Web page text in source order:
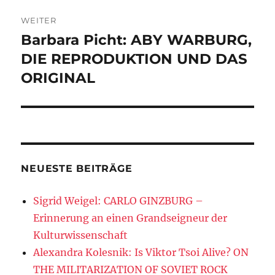
WEITER
Nächster
Beitrag:
Barbara Picht: ABY WARBURG,
DIE REPRODUKTION UND DAS
ORIGINAL
NEUESTE BEITRÄGE
Sigrid Weigel: CARLO GINZBURG –
Erinnerung an einen Grandseigneur der
Kulturwissenschaft
Alexandra Kolesnik: Is Viktor Tsoi Alive? ON
THE MILITARIZATION OF SOVIET ROCK